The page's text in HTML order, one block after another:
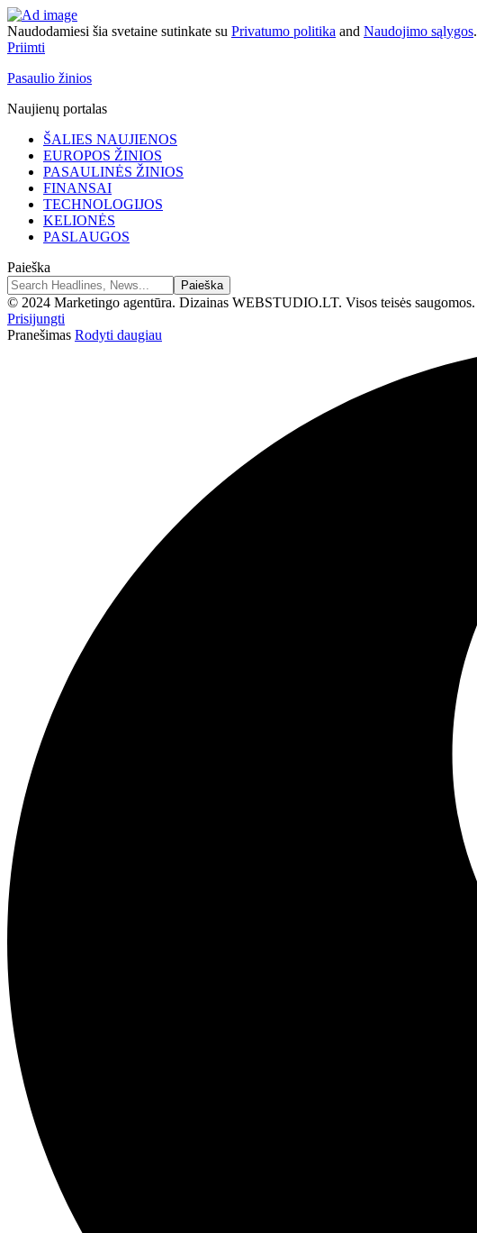
Naudodamiesi šia svetaine sutinkate su Privatumo politika and Naudojimo sąlygos.
Priimti
Pasaulio žinios
Naujienų portalas
ŠALIES NAUJIENOS
EUROPOS ŽINIOS
PASAULINĖS ŽINIOS
FINANSAI
TECHNOLOGIJOS
KELIONĖS
PASLAUGOS
Paieška
© 2024 Marketingo agentūra. Dizainas WEBSTUDIO.LT. Visos teisės saugomos.
Prisijungti
Pranešimas Rodyti daugiau